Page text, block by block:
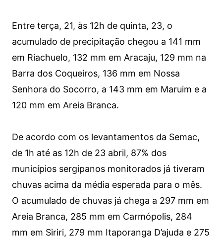
Entre terça, 21, às 12h de quinta, 23, o
acumulado de precipitação chegou a 141 mm
em Riachuelo, 132 mm em Aracaju, 129 mm na
Barra dos Coqueiros, 136 mm em Nossa
Senhora do Socorro, a 143 mm em Maruim e a
120 mm em Areia Branca.
De acordo com os levantamentos da Semac,
de 1h até as 12h de 23 abril, 87% dos
municípios sergipanos monitorados já tiveram
chuvas acima da média esperada para o mês.
O acumulado de chuvas já chega a 297 mm em
Areia Branca, 285 mm em Carmópolis, 284
mm em Siriri, 279 mm Itaporanga D’ajuda e 275